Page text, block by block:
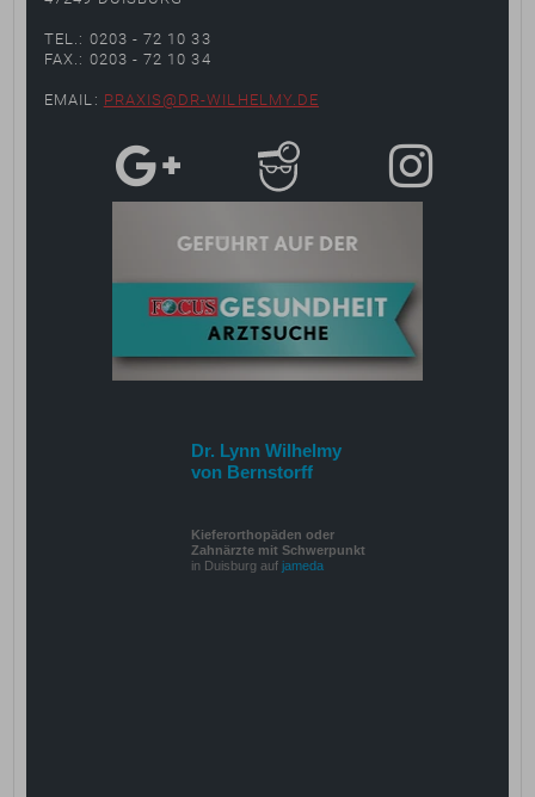
TEL.: 0203 - 72 10 33
FAX.: 0203 - 72 10 34
EMAIL: PRAXIS@DR-WILHELMY.DE
Dr. Lynn Wilhelmy
von Bernstorff
Kieferorthopäden oder
Zahnärzte mit Schwerpunkt
in Duisburg aufjameda